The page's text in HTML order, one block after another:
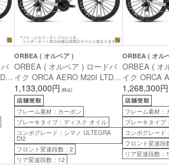
(
(
ORBEA ( オルベア )
ORBEA ( オルベア ) ロードバ
イク ORCA AERO M20I LTD (
オルカ エアロ M20I LTD ) ホワ
イトレインボー / サンセット (
グロス ) 47 ( 身長目安160cm前
後 )
1,133,000円 (税込)
フレーム素材：カーボン
ブレーキタイプ：ディスク オイル
コンポグレード：シマノ ULTEGRA
DI2
フロント変速段数：2
リア変速段数：12
ORBEA ( オル
ORBEA ( オ
イク ORCA
オルカ エア
ワイトレイ
( グロス ) 47
前後 )
1,268,300円
フレーム素材：
ブレーキタイプ
コンポグレード
フロント変速段
リア変速段数：